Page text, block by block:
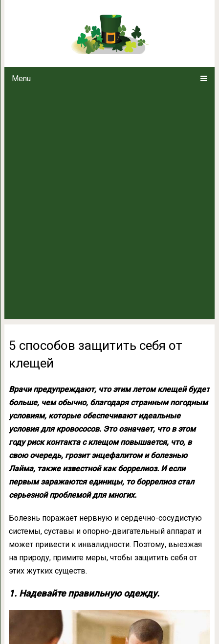
Menu
5 способов
5 способов защитить себя от
клещей
Врачи предупреждают, что этим летом клещей будет
больше, чем обычно, благодаря странным погодным
условиям, которые обеспечивают идеальные
условия для кровососов. Это означает, что в этом
году риск контакта с клещом повышается, что, в
свою очередь, грозит энцефалитом и болезнью
Лайма, также известной как боррелиоз. И если
первым заражаются единицы, то боррелиоз стал
серьезной проблемой для многих.
Болезнь поражает нервную и сердечно-сосудистую
системы, суставы и опорно-двигательный аппарат и
может привести к инвалидности. Поэтому, выезжая
на природу, примите меры, чтобы защитить себя от
этих жутких существ.
1. Надевайте правильную одежду.